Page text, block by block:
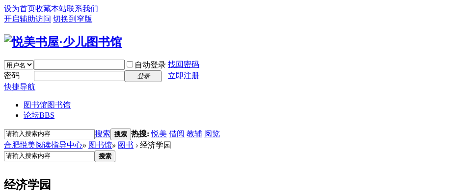
设为首页收藏本站联系我们
开启辅助访问 切换到窄版
自动登录 找回密码
密码
登录
立即注册
快捷导航
图书馆图书馆
论坛BBS
搜索 搜索 热搜:悦美 借阅 教辅 阅览
合肥悦美阅读指导中心» 图书馆» 图书 › 经济学园
搜索
经济学园